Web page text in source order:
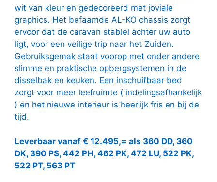
wit van kleur en gedecoreerd met joviale
graphics. Het befaamde AL-KO chassis zorgt
ervoor dat de caravan stabiel achter uw auto
ligt, voor een veilige trip naar het Zuiden.
Gebruiksgemak staat voorop met onder andere
slimme en praktische opbergsystemen in de
disselbak en keuken. Een inschuifbaar bed
zorgt voor meer leefruimte ( indelingsafhankelijk
) en het nieuwe interieur is heerlijk fris en bij de
tijd.
Leverbaar vanaf € 12.495,= als 360 DD, 360
DK, 390 PS, 442 PH, 462 PK, 472 LU, 522 PK,
522 PT, 563 PT